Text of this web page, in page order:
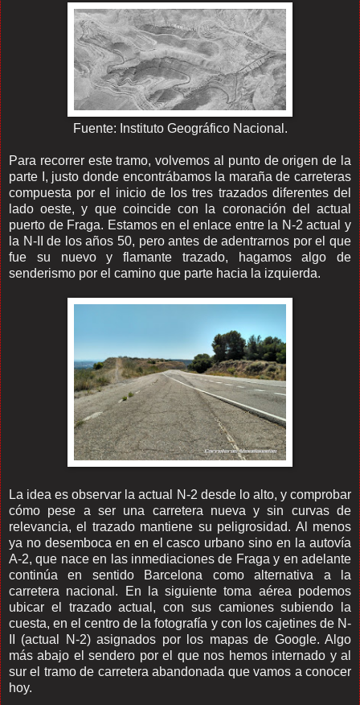
Fuente: Instituto Geográfico Nacional.
Para recorrer este tramo, volvemos al punto de origen de la
parte I, justo donde encontrábamos la maraña de carreteras
compuesta por el inicio de los tres trazados diferentes del
lado oeste, y que coincide con la coronación del actual
puerto de Fraga. Estamos en el enlace entre la N-2 actual y
la N-II de los años 50, pero antes de adentrarnos por el que
fue su nuevo y flamante trazado, hagamos algo de
senderismo por el camino que parte hacia la izquierda.
La idea es observar la actual N-2 desde lo alto, y comprobar
cómo pese a ser una carretera nueva y sin curvas de
relevancia, el trazado mantiene su peligrosidad. Al menos
ya no desemboca en en el casco urbano sino en la autovía
A-2, que nace en las inmediaciones de Fraga y en adelante
continúa en sentido Barcelona como alternativa a la
carretera nacional. En la siguiente toma aérea podemos
ubicar el trazado actual, con sus camiones subiendo la
cuesta, en el centro de la fotografía y con los cajetines de N-
II (actual N-2) asignados por los mapas de Google. Algo
más abajo el sendero por el que nos hemos internado y al
sur el tramo de carretera abandonada que vamos a conocer
hoy.